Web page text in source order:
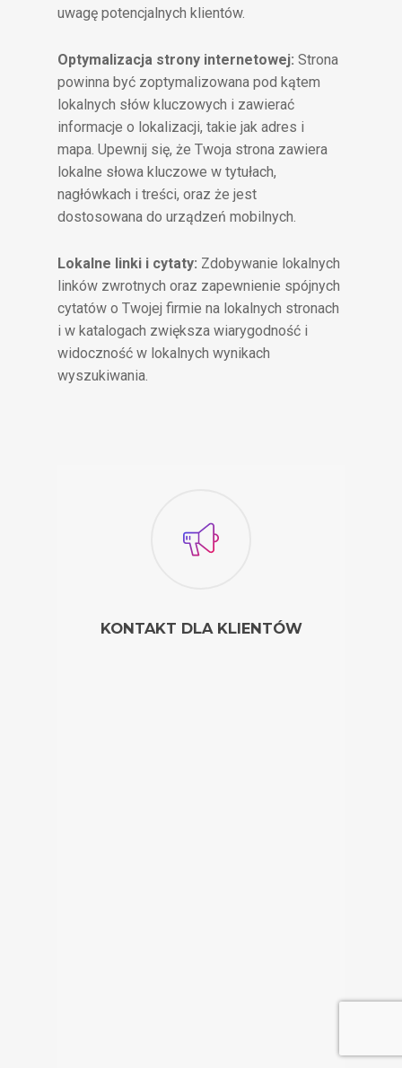
uwagę potencjalnych klientów.
Optymalizacja strony internetowej: Strona
powinna być zoptymalizowana pod kątem
lokalnych słów kluczowych i zawierać
informacje o lokalizacji, takie jak adres i
mapa. Upewnij się, że Twoja strona zawiera
lokalne słowa kluczowe w tytułach,
nagłówkach i treści, oraz że jest
dostosowana do urządzeń mobilnych.
Lokalne linki i cytaty: Zdobywanie lokalnych
linków zwrotnych oraz zapewnienie spójnych
cytatów o Twojej firmie na lokalnych stronach
i w katalogach zwiększa wiarygodność i
widoczność w lokalnych wynikach
wyszukiwania.
KONTAKT DLA KLIENTÓW